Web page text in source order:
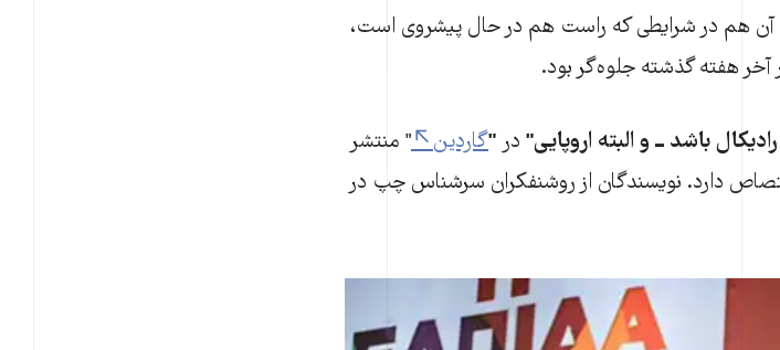
هم در شرایطی که راست هم در حال پیشروی است،
آخر هفته گذشته جلوه‌گر بود.
باشد ــ و البته اروپایی" در "گاردین
" منتشر
دارد. نویسندگان از روشنفکران سرشناس چپ در